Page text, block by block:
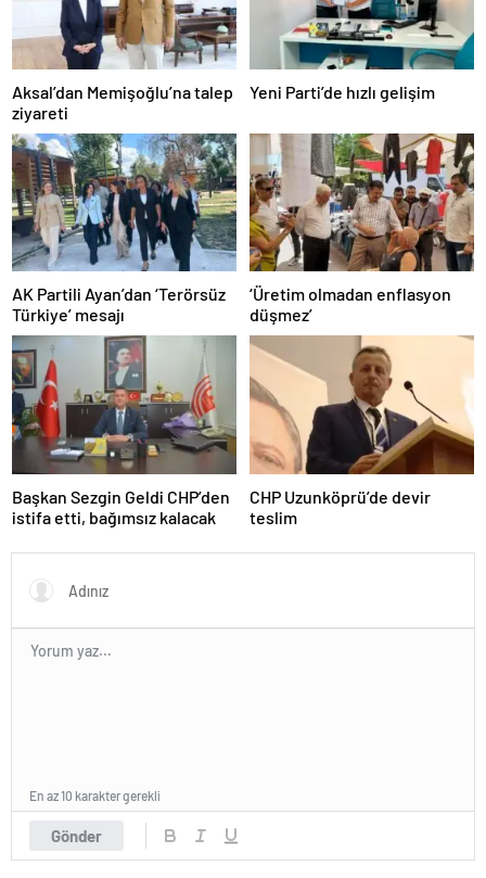
Aksal’dan Memişoğlu’na talep
ziyareti
Yeni Parti’de hızlı gelişim
AK Partili Ayan’dan ‘Terörsüz
Türkiye’ mesajı
‘Üretim olmadan enflasyon
düşmez’
Başkan Sezgin Geldi CHP’den
istifa etti, bağımsız kalacak
CHP Uzunköprü’de devir
teslim
Gönder
En az 10 karakter gerekli